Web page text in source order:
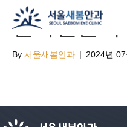
안과전문
By 서울새봄안과 | 2024년